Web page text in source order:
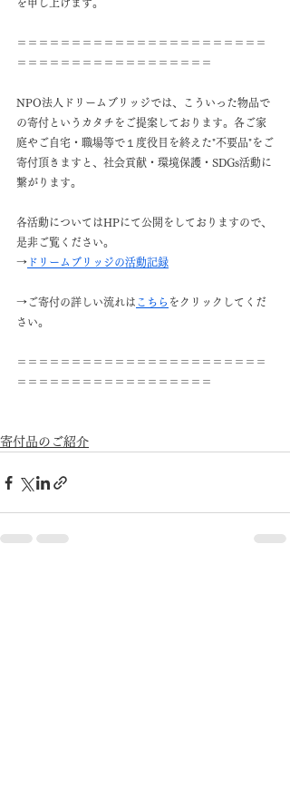
を申し上げます。
＝＝＝＝＝＝＝＝＝＝＝＝＝＝＝＝＝＝＝＝＝＝＝
＝＝＝＝＝＝＝＝＝＝＝＝＝＝＝＝＝＝
NPO法人ドリームブリッジでは、こういった物品で
の寄付というカタチをご提案しております。各ご家
庭やご自宅・職場等で１度役目を終えた"不要品"をご
寄付頂きますと、社会貢献・環境保護・SDGs活動に
繋がります。
各活動についてはHPにて公開をしておりますので、
是非ご覧ください。
→ ドリームブリッジの活動記録
→ご寄付の詳しい流れは こちら をクリックしてくだ
さい。
＝＝＝＝＝＝＝＝＝＝＝＝＝＝＝＝＝＝＝＝＝＝＝
＝＝＝＝＝＝＝＝＝＝＝＝＝＝＝＝＝＝
寄付品のご紹介